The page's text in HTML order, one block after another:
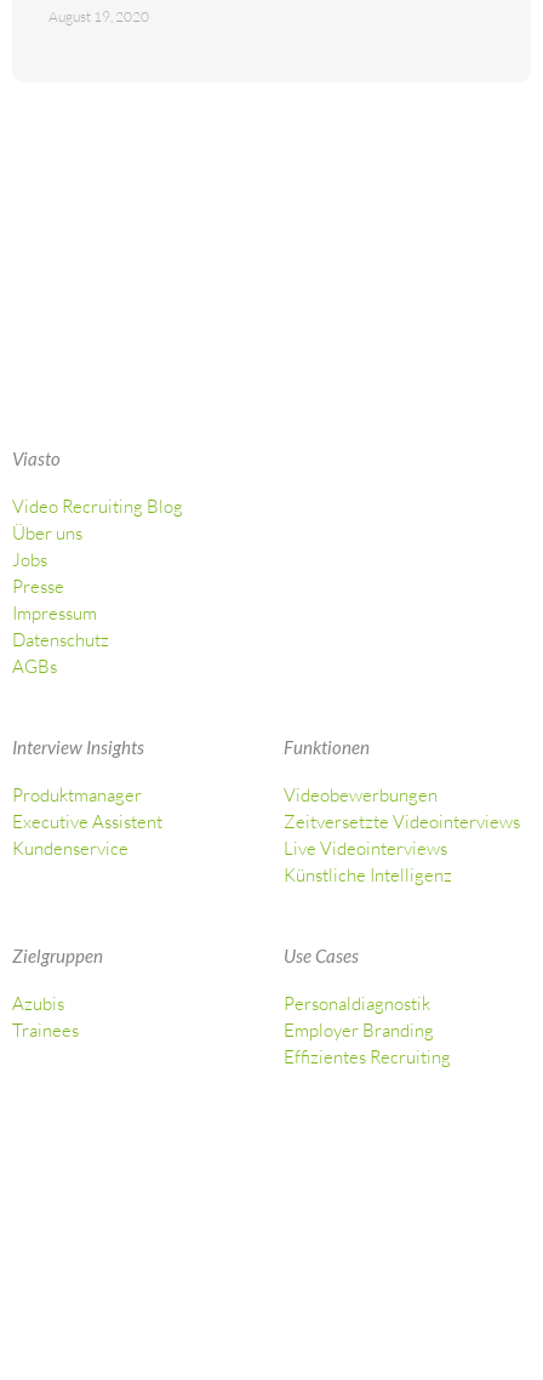
August 19, 2020
Viasto
Video Recruiting Blog
Über uns
Jobs
Presse
Impressum
Datenschutz
AGBs
Interview Insights
Produktmanager
Executive Assistent
Kundenservice
Funktionen
Videobewerbungen
Zeitversetzte Videointerviews
Live Videointerviews
Künstliche Intelligenz
Zielgruppen
Azubis
Trainees
Use Cases
Personaldiagnostik
Employer Branding
Effizientes Recruiting